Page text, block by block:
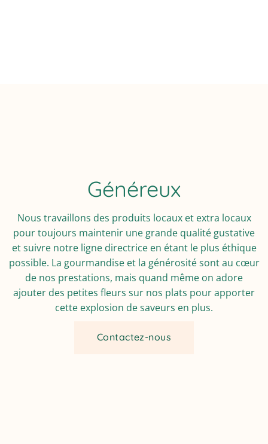
Généreux
Nous travaillons des produits locaux et extra locaux
pour toujours maintenir une grande qualité gustative
et suivre notre ligne directrice en étant le plus éthique
possible. La gourmandise et la générosité sont au cœur
de nos prestations, mais quand même on adore
ajouter des petites fleurs sur nos plats pour apporter
cette explosion de saveurs en plus.
Contactez-nous